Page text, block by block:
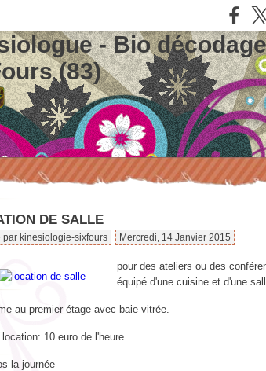
- Bio
(83)
DE SALLE
par kinesiologie-sixfours Mercredi, 14 Janvier 2015
pour des ateliers ou des
équipé d'une cuisine et d'une
au premier étage avec baie vitrée.
10 euro de l'heure
la journée